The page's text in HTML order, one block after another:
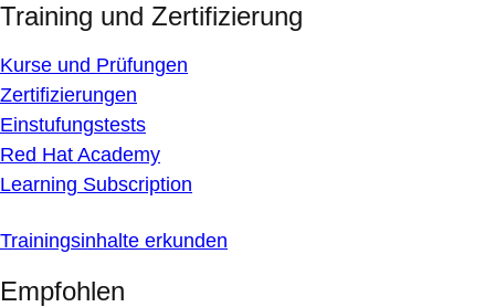
Training und Zertifizierung
Kurse und Prüfungen
Zertifizierungen
Einstufungstests
Red Hat Academy
Learning Subscription
Trainingsinhalte erkunden
Empfohlen